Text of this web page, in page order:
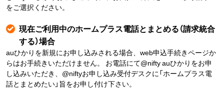
をご選択ください。
現在ご利用中のホームプラス電話とまとめる（請求統合
する）場合
auひかりを新規にお申し込みされる場合、web申込手続きページか
らはお手続きいただけません。 お電話にて@nifty auひかりをお申
し込みいただき、@niftyお申し込み受付デスクに「ホームプラス電
話とまとめたい」旨をお申し付け下さい。